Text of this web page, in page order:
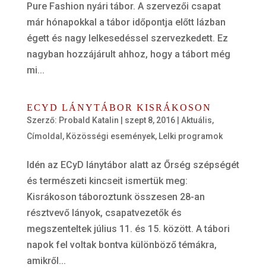
Pure Fashion nyári tábor. A szervezői csapat
már hónapokkal a tábor időpontja előtt lázban
égett és nagy lelkesedéssel szervezkedett. Ez
nagyban hozzájárult ahhoz, hogy a tábort még
mi...
ECYD LÁNYTÁBOR KISRÁKOSON
Szerző: Probald Katalin szept 8, 2016| Aktuális,
Címoldal , Közösségi események, Lelki programok
Idén az ECyD lánytábor alatt az Őrség szépségét
és természeti kincseit ismertük meg:
Kisrákoson táboroztunk összesen 28-an
résztvevő lányok, csapatvezetők és
megszenteltek július 11. és 15. között. A tábori
napok fel voltak bontva különböző témákra,
amikről...